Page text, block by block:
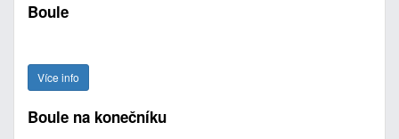
Boule
Více info
Boule na konečníku